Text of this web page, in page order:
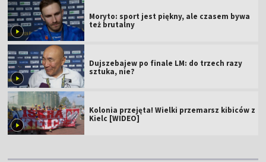
Moryto: sport jest piękny, ale czasem bywa
też brutalny
Dujszebajew po finale LM: do trzech razy
sztuka, nie?
Kolonia przejęta! Wielki przemarsz kibiców z
Kielc [WIDEO]